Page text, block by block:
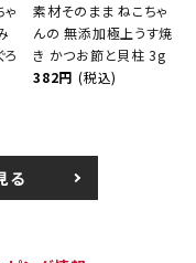
ろ
素材そのまま ねこちゃ
んの 無添加極上うす焼
き かつお節と貝柱 3g
382円 (税込)
る